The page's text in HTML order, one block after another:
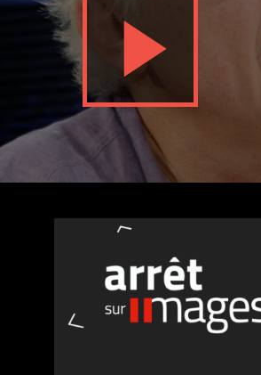
Nos autres projets